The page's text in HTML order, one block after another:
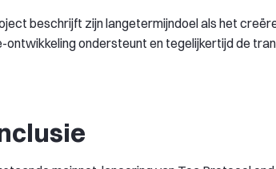
beschrijft zijn langetermijndoel als het
ontwikkeling ondersteunt en tegelijkertijd de